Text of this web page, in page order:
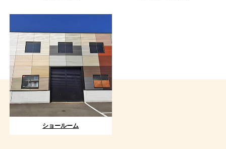
ショールーム